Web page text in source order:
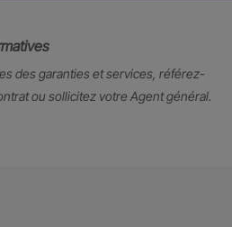
des garanties et services, référez-
ou sollicitez votre Agent général.